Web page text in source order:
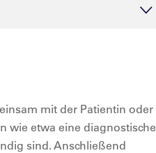
mit der Patientin oder
wie etwa eine diagnostische
sind. Anschließend